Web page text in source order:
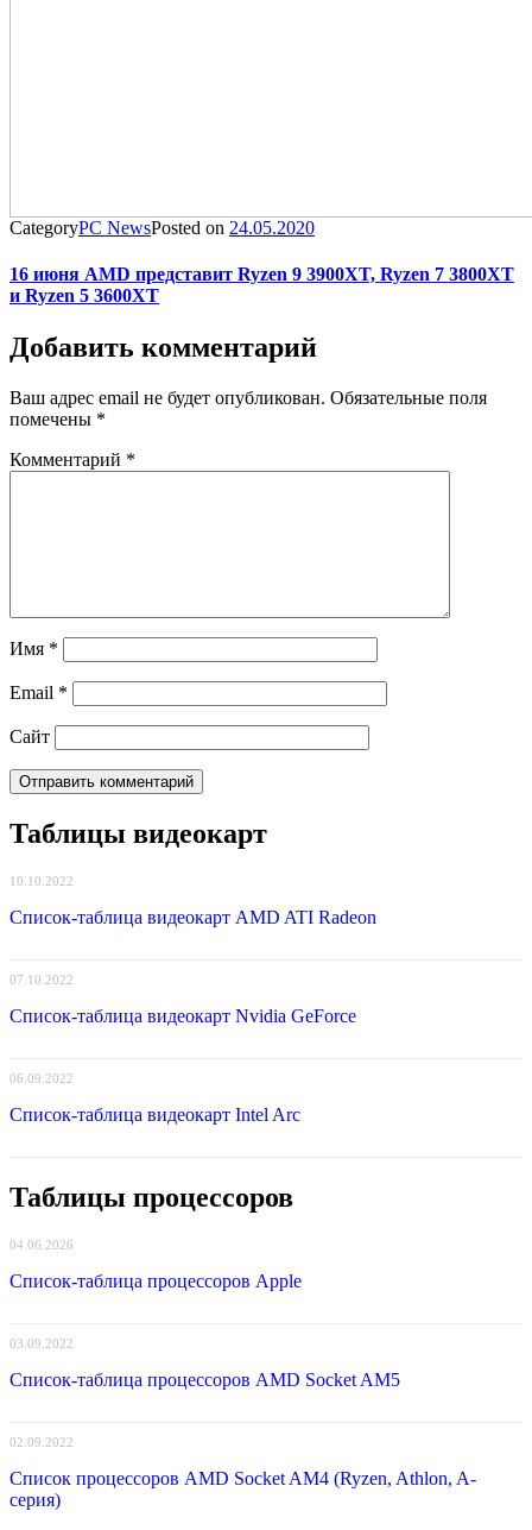
CategoryPC NewsPosted on 24.05.2020
16 июня AMD представит Ryzen 9 3900XT, Ryzen 7 3800XT
и Ryzen 5 3600XT
Добавить комментарий
Ваш адрес email не будет опубликован. Обязательные поля
помечены *
Комментарий *
Имя *
Email *
Сайт
Таблицы видеокарт
10.10.2022
Список-таблица видеокарт AMD ATI Radeon
07.10.2022
Список-таблица видеокарт Nvidia GeForce
06.09.2022
Список-таблица видеокарт Intel Arc
Таблицы процессоров
04.06.2026
Список-таблица процессоров Apple
03.09.2022
Список-таблица процессоров AMD Socket AM5
02.09.2022
Список процессоров AMD Socket AM4 (Ryzen, Athlon, A-
серия)